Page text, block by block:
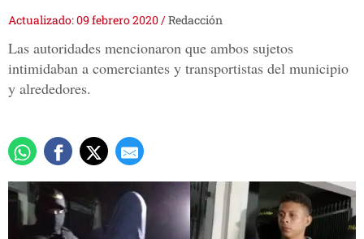
Actualizado: 09 febrero 2020/Redacción
Las autoridades mencionaron que ambos sujetos
intimidaban a comerciantes y transportistas del municipio
y alrededores.